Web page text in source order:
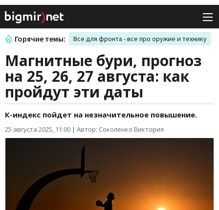
Горячие темы: Все для фронта - все про оружие и технику
Магнитные бури, прогноз
на 25, 26, 27 августа: как
пройдут эти даты
К-индекс пойдет на незначительное повышение.
25 августа 2025, 11:00 | Автор: Соколенко Виктория